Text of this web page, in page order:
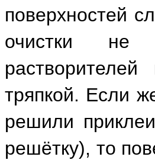
поверхностей
очистки не
тряпкой. Если
решили
решётку), то